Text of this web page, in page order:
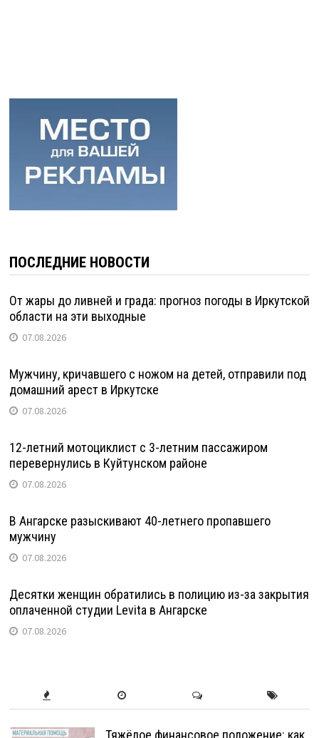
ПОСЛЕДНИЕ НОВОСТИ
От жары до ливней и града: прогноз погоды в Иркутской
области на эти выходные
07.08.2026
Мужчину, кричавшего с ножом на детей, отправили под
домашний арест в Иркутске
07.08.2026
12-летний мотоциклист с 3-летним пассажиром
перевернулись в Куйтунском районе
07.08.2026
В Ангарске разыскивают 40-летнего пропавшего
мужчину
07.08.2026
Десятки женщин обратились в полицию из-за закрытия
оплаченной студии Levita в Ангарске
07.08.2026
Тяжёлое финансовое положение: как